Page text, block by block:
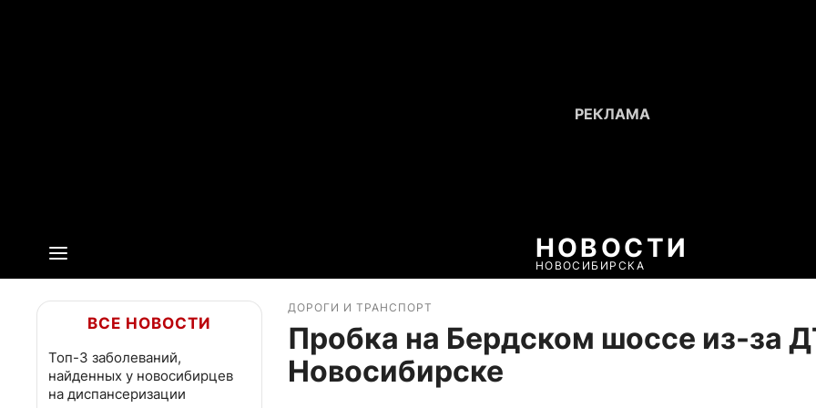
НОВОСТИ
НОВОСИБИРСКА
ВСЕ НОВОСТИ
Топ-3 заболеваний,
найденных у новосибирцев
на диспансеризации
ДОРОГИ И ТРАНСПОРТ
Пробка на Бердском шоссе из-за
Новосибирске